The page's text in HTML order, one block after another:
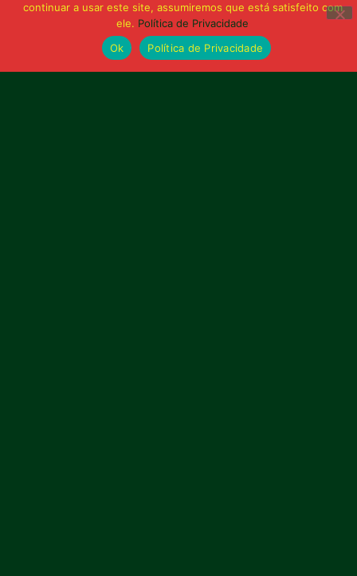
continuar a usar este site, assumiremos que está satisfeito com
ele. Política de Privacidade
Ok
Política de Privacidade